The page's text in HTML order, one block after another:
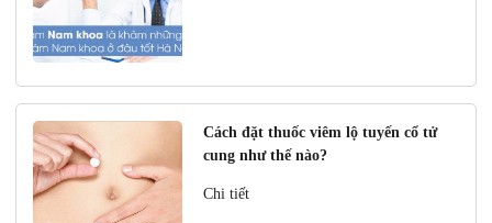
Cách đặt thuốc viêm lộ tuyến cổ tử
cung như thế nào?
Chi tiết